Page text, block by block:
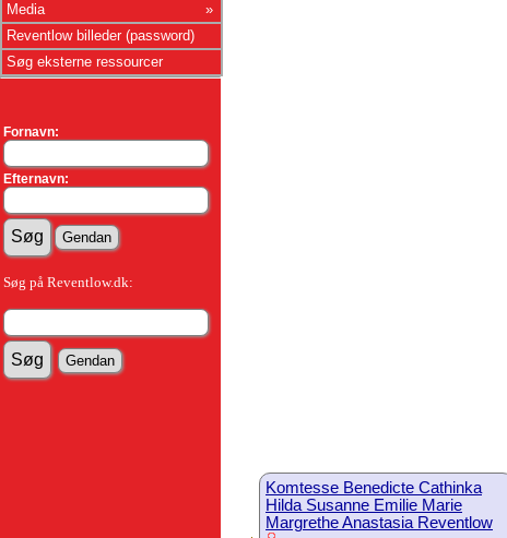
Media
Reventlow billeder (password)
Søg eksterne ressourcer
Fornavn:
Efternavn:
Søg på Reventlow.dk:
Komtesse Benedicte Cathinka
Hilda Susanne Emilie Marie
Margrethe Anastasia Reventlow